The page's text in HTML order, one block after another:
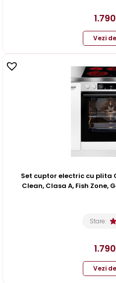
1.790
Vezi
Set cuptor electric cu plita
Clean, Clasa A, Fish Zone,
Stare:
1.790
Vezi